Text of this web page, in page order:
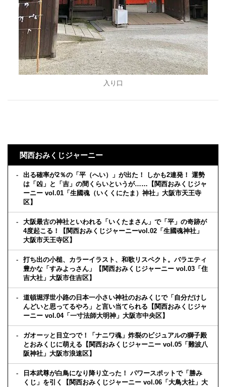
入り口
関西おみくじジャーニー
出る確率が2％の「平（へい）」が出た！ しかも2連発！ 運勢
は「凶」と「吉」の間くらいというが……【関西おみくじジャ
ーニー vol.01「生國魂（いくくにたま）神社」大阪市天王寺
区】
大阪最古の神社といわれる「いくたまさん」で「平」の奇跡が
4度起こる！【関西おみくじジャーニーvol.02「生國魂神社」
大阪市天王寺区】
打ち出の小槌、カラーイラスト、和歌リスペクト。バラエティ
豊かな「すみよっさん」【関西おみくじジャーニー vol.03「住
吉大社」大阪市住吉区】
道頓堀浮世小路の日本一小さい神社のおみくじで「自分だけし
んどいと思ってるやろ」と言い当てられる【関西おみくじジャ
ーニー vol.04「一寸法師大明神」大阪市中央区】
ガオーッと目立つで！「ナニワ魂」炸裂のビジュアルの獅子殿
とおみくじに萌える【関西おみくじジャーニー vol.05「難波八
阪神社」大阪市浪速区】
日本武尊が白鳥になり降り立った！ パワースポットで「勝み
くじ」を引く【関西おみくじジャーニー vol.06「大鳥大社」大